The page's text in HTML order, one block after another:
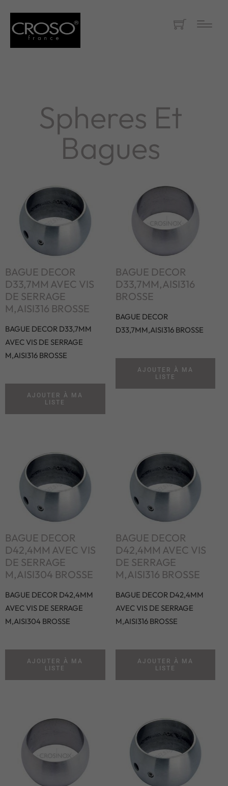
Spheres Et
Bagues
BAGUE DECOR
D33,7MM AVEC VIS
DE SERRAGE
M,AISI316 BROSSE
BAGUE DECOR D33,7MM
AVEC VIS DE SERRAGE
M,AISI316 BROSSE
AJOUTER À MA
LISTE
BAGUE DECOR
D33,7MM,AISI316
BROSSE
BAGUE DECOR
D33,7MM,AISI316 BROSSE
AJOUTER À MA
LISTE
BAGUE DECOR
D42,4MM AVEC VIS
DE SERRAGE
M,AISI304 BROSSE
BAGUE DECOR D42,4MM
AVEC VIS DE SERRAGE
M,AISI304 BROSSE
AJOUTER À MA
LISTE
BAGUE DECOR
D42,4MM AVEC VIS
DE SERRAGE
M,AISI316 BROSSE
BAGUE DECOR D42,4MM
AVEC VIS DE SERRAGE
M,AISI316 BROSSE
AJOUTER À MA
LISTE